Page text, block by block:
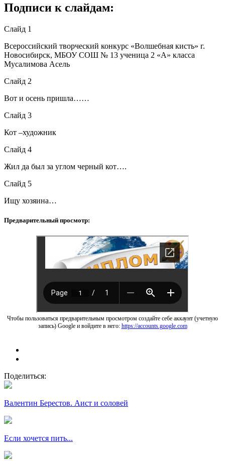
Подписи к слайдам:
Слайд 1
Всероссийский творческий конкурс «Волшебная кисть» г.
Новосибирск, МБОУ СОШ № 13 ученица 2 «А» класса
Мусалимова Асель
Слайд 2
Вот и осень пришла……
Слайд 3
Кот –художник
Слайд 4
Жил да был за углом черный кот….
Слайд 5
Ищу хозяина…
Предварительный просмотр:
Чтобы пользоваться предварительным просмотром создайте себе аккаунт (учетную
запись) Google и войдите в него: https://accounts.google.com
Поделиться:
Валентин Берестов. Аист и соловей
Если хочется пить...